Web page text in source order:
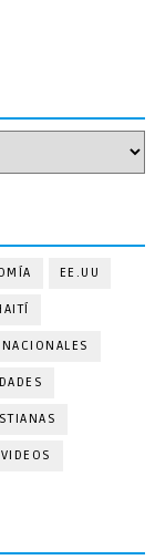
EE.UU
NACIONALES
VIDEOS